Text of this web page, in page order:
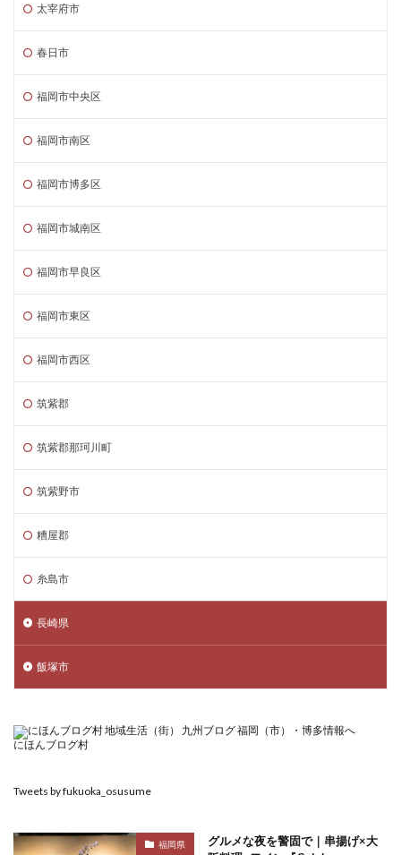
太宰府市
春日市
福岡市中央区
福岡市南区
福岡市博多区
福岡市城南区
福岡市早良区
福岡市東区
福岡市西区
筑紫郡
筑紫郡那珂川町
筑紫野市
糟屋郡
糸島市
長崎県
飯塚市
にほんブログ村
Tweets by fukuoka_osusume
福岡県
グルメな夜を警固で｜串揚げ×大